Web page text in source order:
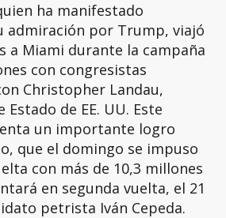
ha manifestado
admiración por Trump, viajó
a Miami durante la campaña
con congresistas
Christopher Landau,
de EE. UU. Este
un importante logro
que el domingo se impuso
con más de 10,3 millones
en segunda vuelta, el 21
petrista Iván Cepeda.